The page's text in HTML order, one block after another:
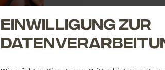
Einwilligung zur